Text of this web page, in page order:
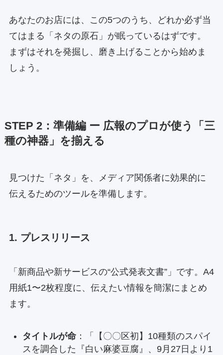
あなたのお店には、この5つのうち、どれか必ず当
てはまる「ネタの原石」が眠っているはずです。
まずはそれを発掘し、磨き上げることから始めま
しょう。
STEP 2：準備編 ー 広報のプロが使う「三
種の神器」を揃える
見つけた「ネタ」を、メディア関係者に効果的に
伝えるためのツールを準備します。
1. プレスリリース
「新商品や新サービスの“公式発表文書”」です。A4
用紙1〜2枚程度に、伝えたい情報を簡潔にまとめ
ます。
タイトルが命：「【〇〇区初】10種類のスパイ
スを調合した『白い麻婆豆腐』、9月27日より1